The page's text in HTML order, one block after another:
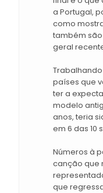
a Portugal,
como
também
geral
países que
ter a
modelo
anos, teria
em 6 das 10
Números à
canção que
que